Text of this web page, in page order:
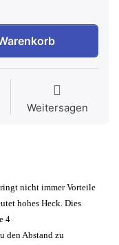
Weitersagen
nicht immer Vorteile
hohes Heck. Dies
4
den Abstand zu